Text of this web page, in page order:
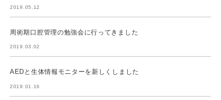
2019.05.12
周術期口腔管理の勉強会に行ってきました
2019.03.02
AEDと生体情報モニターを新しくしました
2019.01.16